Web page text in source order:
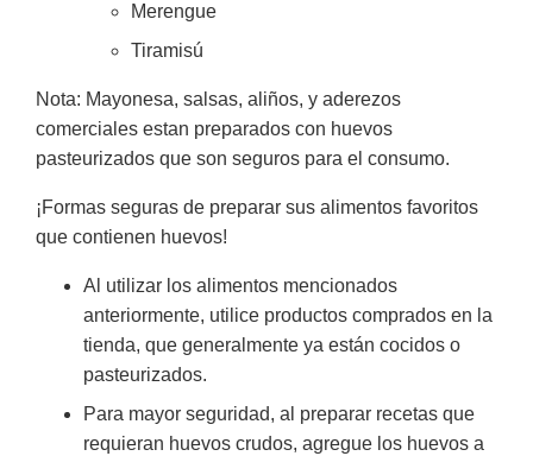
Merengue
Tiramisú
Nota: Mayonesa, salsas, aliños, y aderezos
comerciales estan preparados con huevos
pasteurizados que son seguros para el consumo.
¡Formas seguras de preparar sus alimentos favoritos
que contienen huevos!
Al utilizar los alimentos mencionados
anteriormente, utilice productos comprados en la
tienda, que generalmente ya están cocidos o
pasteurizados.
Para mayor seguridad, al preparar recetas que
requieran huevos crudos, agregue los huevos a